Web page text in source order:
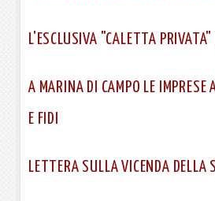
L'ESCLUSIVA "CALETTA
A MARINA DI CAMPO LE IMPRESE
E FIDI
LETTERA SULLA VICENDA DELLA